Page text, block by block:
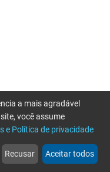
web
Notícias
more_horiz
Mais
a mais agradável
você assume
e Política de privacidade
Recusar Aceitar todos
novamente